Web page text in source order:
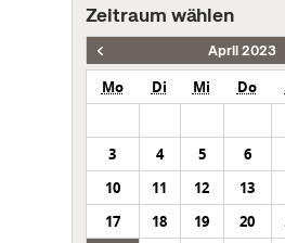
Zeitraum wählen
April 2023
Mo Di Mi Do
3
4 5 6
10
11 12 13
17
18 19 20